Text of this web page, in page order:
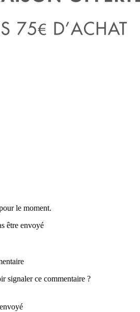
le moment.
être envoyé
signaler ce commentaire ?